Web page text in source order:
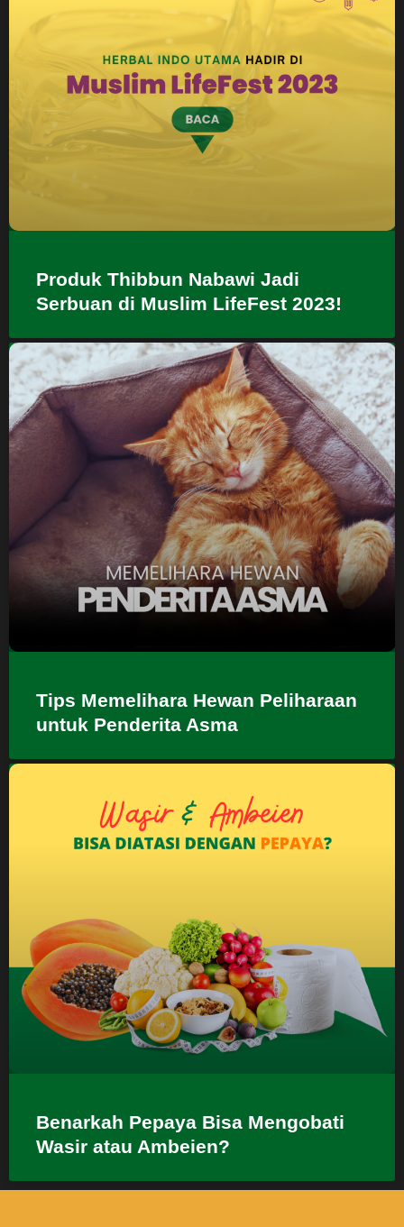
Produk Thibbun Nabawi Jadi
Serbuan di Muslim LifeFest 2023!
Tips Memelihara Hewan Peliharaan
untuk Penderita Asma
Benarkah Pepaya Bisa Mengobati
Wasir atau Ambeien?